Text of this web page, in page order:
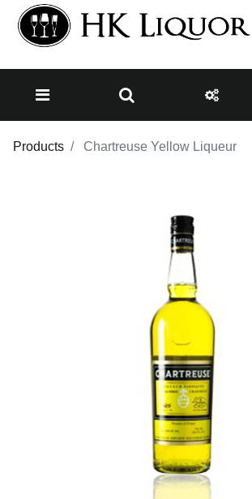
Products Chartreuse Yellow Liqueur